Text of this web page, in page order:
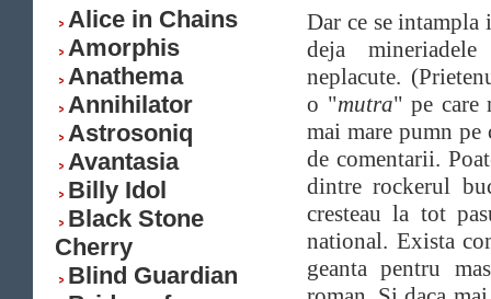
Alice in Chains
Amorphis
Anathema
Annihilator
Astrosoniq
Avantasia
Billy Idol
Black Stone
Cherry
Blind Guardian
Dar ce se intampla
deja
neplacute.
o "mutra" pe care
mai mare pumn pe
de comentarii.
dintre rockerul
cresteau la tot
national. Exista
geanta pentru